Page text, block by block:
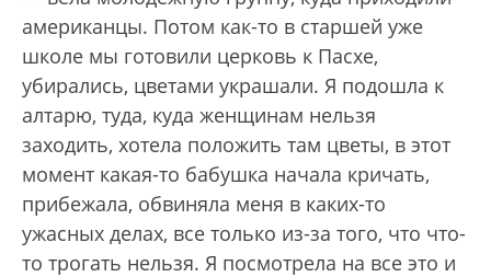
американцы. Потом как-то в старшей уже
школе мы готовили церковь к Пасхе,
убирались, цветами украшали. Я подошла к
алтарю, туда, куда женщинам нельзя
заходить, хотела положить там цветы, в этот
момент какая-то бабушка начала кричать,
прибежала, обвиняла меня в каких-то
ужасных делах, все только из-за того, что что-
то трогать нельзя. Я посмотрела на все это и